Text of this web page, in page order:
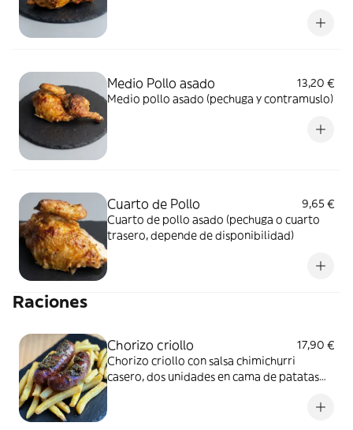
Medio Pollo asado
13,20 €
Medio pollo asado (pechuga y contramuslo)
Cuarto de Pollo
9,65 €
Cuarto de pollo asado (pechuga o cuarto
trasero, depende de disponibilidad)
Raciones
Chorizo criollo
17,90 €
Chorizo criollo con salsa chimichurri
casero, dos unidades en cama de patatas